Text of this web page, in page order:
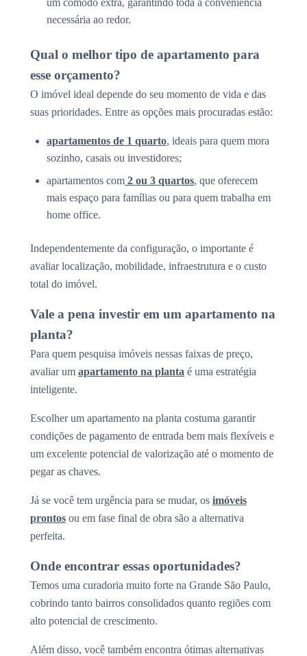
um cômodo extra, garantindo toda a conveniência
necessária ao redor.
Qual o melhor tipo de apartamento para
esse orçamento?
O imóvel ideal depende do seu momento de vida e das
suas prioridades. Entre as opções mais procuradas estão:
apartamentos de 1 quarto, ideais para quem mora
sozinho, casais ou investidores;
apartamentos com 2 ou 3 quartos, que oferecem
mais espaço para famílias ou para quem trabalha em
home office.
Independentemente da configuração, o importante é
avaliar localização, mobilidade, infraestrutura e o custo
total do imóvel.
Vale a pena investir em um apartamento na
planta?
Para quem pesquisa imóveis nessas faixas de preço,
avaliar um apartamento na planta é uma estratégia
inteligente.
Escolher um apartamento na planta costuma garantir
condições de pagamento de entrada bem mais flexíveis e
um excelente potencial de valorização até o momento de
pegar as chaves.
Já se você tem urgência para se mudar, os imóveis
prontos ou em fase final de obra são a alternativa
perfeita.
Onde encontrar essas oportunidades?
Temos uma curadoria muito forte na Grande São Paulo,
cobrindo tanto bairros consolidados quanto regiões com
alto potencial de crescimento.
Além disso, você também encontra ótimas alternativas